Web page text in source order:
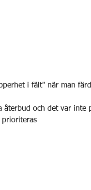
i fält" när man
återbud och det var
prioriteras